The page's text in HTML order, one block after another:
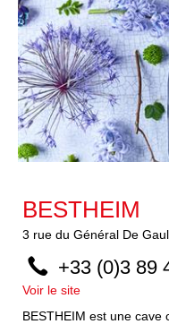
BESTHEIM
3 rue du Général De
+33 (0)3 89
Voir le site
BESTHEIM est une